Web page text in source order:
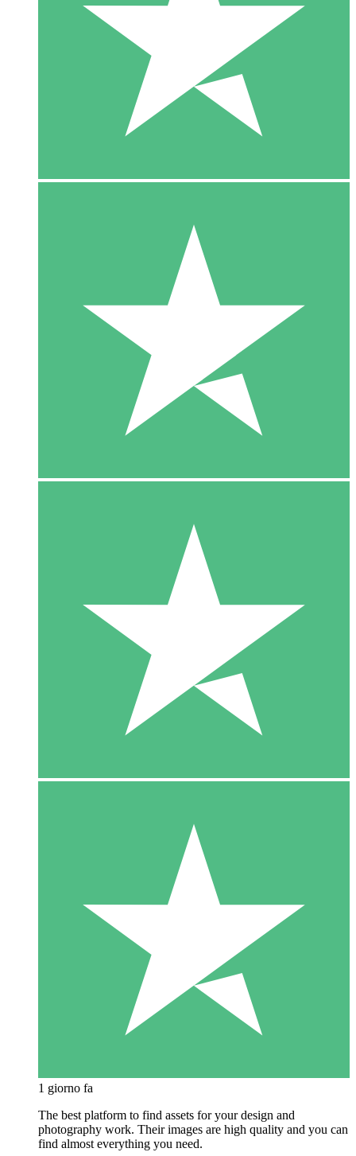
1 giorno fa
The best platform to find assets for your design and
photography work. Their images are high quality and you can
find almost everything you need.